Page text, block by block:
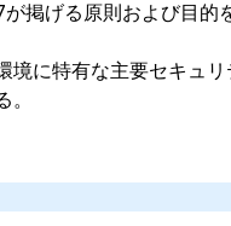
が掲げる原則および目的
境に特有な主要セキュ
27017の管理基準を実
キュリティ戦略をISO
。